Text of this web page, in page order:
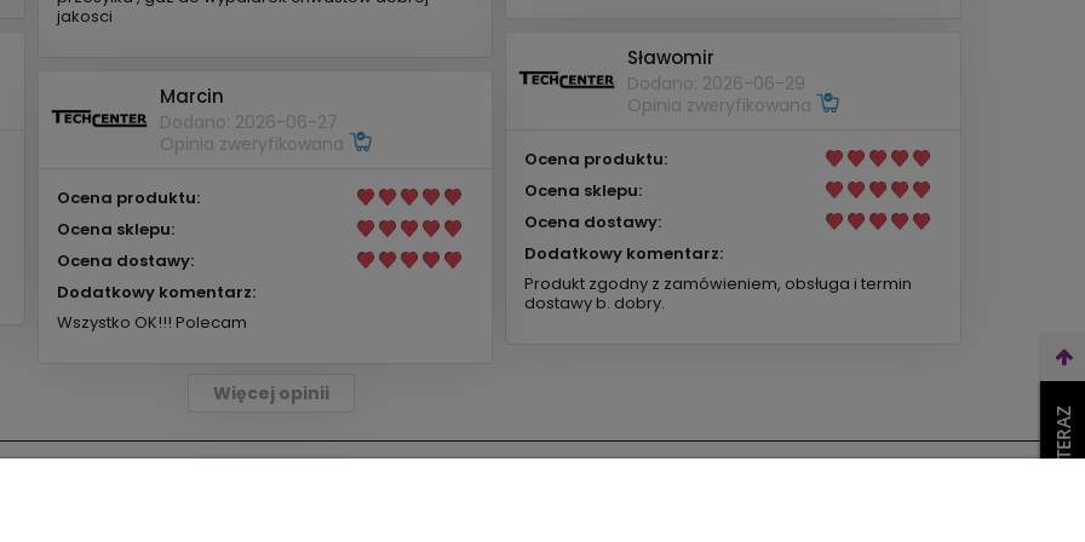
jakosci
Sławomir
Dodano: 2026-06-29
Opinia zweryfikowana
Ocena produktu:
Ocena sklepu:
Ocena dostawy:
Dodatkowy komentarz:
Produkt zgodny z zamówieniem, obsługa i termin
dostawy b. dobry.
Marcin
Dodano: 2026-06-27
Opinia zweryfikowana
Ocena produktu:
Ocena sklepu:
Ocena dostawy:
Dodatkowy komentarz:
Wszystko OK!!! Polecam
Więcej opinii
WEŹ LEASING TERAZ